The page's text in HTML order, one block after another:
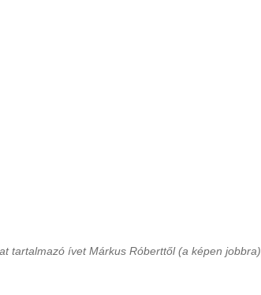
tartalmazó ívet Márkus Róberttől (a képen jobbra),